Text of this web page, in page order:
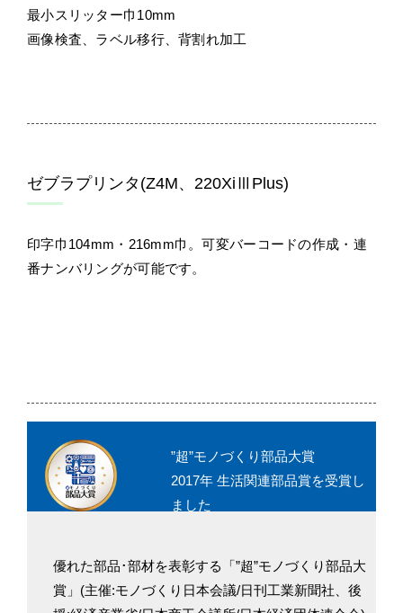
最小スリッター巾10mm
画像検査、ラベル移行、背割れ加工
ゼブラプリンタ(Z4M、220XiⅢPlus)
印字巾104mm・216mm巾。可変バーコードの作成・連
番ナンバリングが可能です。
”超”モノづくり部品大賞
2017年 生活関連部品賞を受賞し
ました
優れた部品･部材を表彰する「”超”モノづくり部品大
賞」(主催:モノづくり日本会議/日刊工業新聞社、後